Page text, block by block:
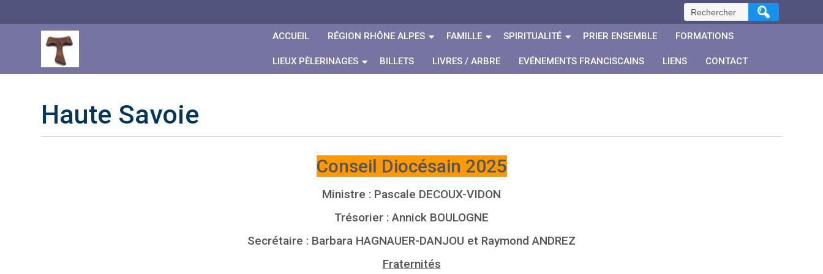
Rechercher :
ACCUEIL RÉGION RHÔNE ALPES FAMILLE SPIRITUALITÉ PRIER ENSEMBLE FORMATIONS
LIEUX PÈLERINAGES BILLETS LIVRES / ARBRE EVÉNEMENTS FRANCISCAINS LIENS CONTACT
Haute Savoie
Conseil Diocésain 2025
Ministre : Pascale DECOUX-VIDON
Trésorier : Annick BOULOGNE
Secrétaire : Barbara HAGNAUER-DANJOU et Raymond ANDREZ
Fraternités